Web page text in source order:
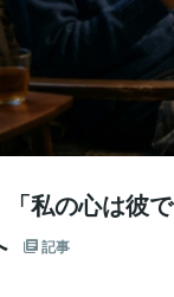
「私の心は
記事